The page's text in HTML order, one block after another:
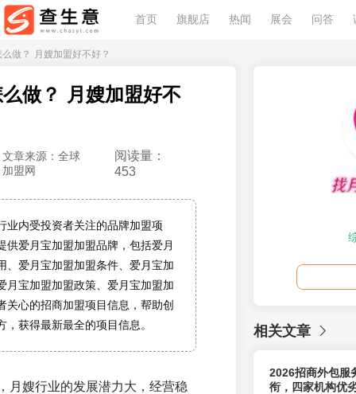
首页 旗舰店 热闻 展会 问答
做？ 月嫂加盟好不好？
做？ 月嫂加盟好不
文章来源：全球
加盟网
阅读量：
453
业内受投资者关注的品牌加盟项
供爱月宝加盟加盟品牌，包括爱月
、爱月宝加盟加盟条件、爱月宝加
月宝加盟加盟政策、爱月宝加盟加
关心的招商加盟项目信息，帮助创
，获得最新最全的项目信息。
月嫂行业的发展潜力大，经营稳
相关文章
2026招商外包服
衔，四家机构优